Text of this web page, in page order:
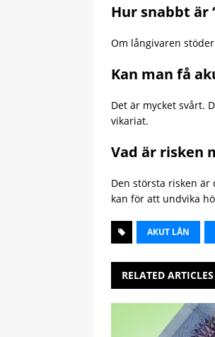
Hur snabbt är
Om långivaren
Kan man få
Det är mycket svårt.
vikariat.
Vad är risken
Den största risken
kan för att undvika
AKUT LÅN
RELATED ARTICLES